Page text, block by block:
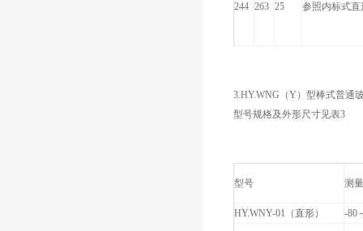
244 263 25 参照内标式
3.HY.WNG（Y）型棒式普通
型号规格及外形尺寸见表3
型号 测
HY.WNY-01（直形） -80